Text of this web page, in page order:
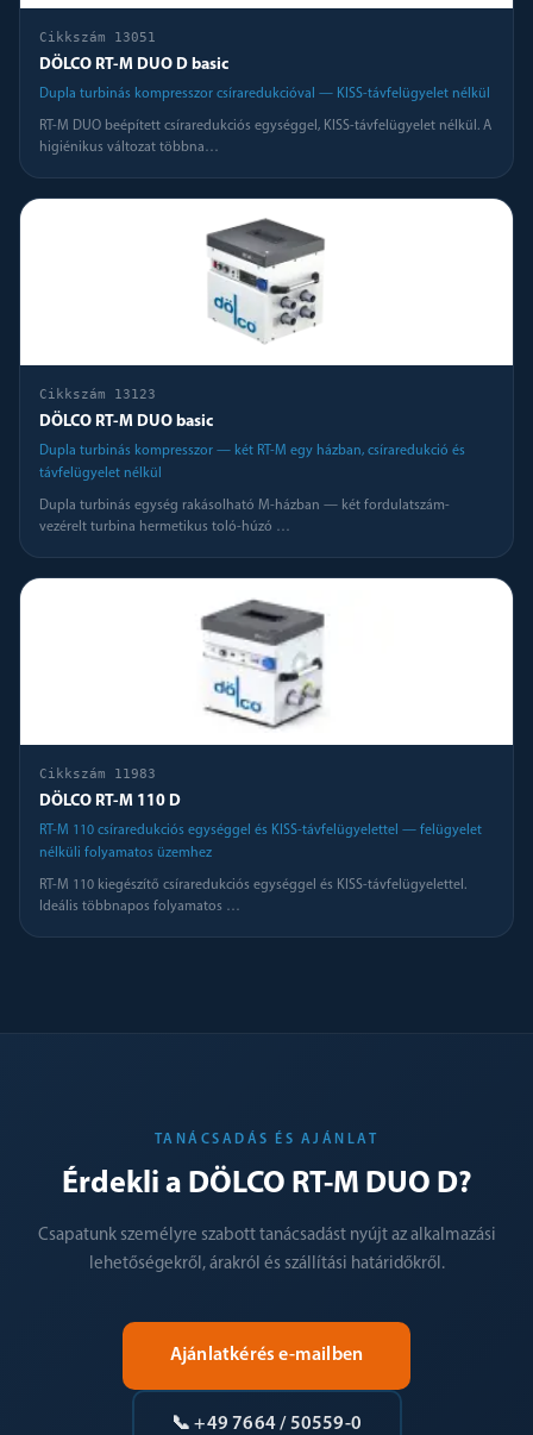
Cikkszám 13051
DÖLCO RT-M DUO D basic
Dupla turbinás kompresszor csíraredukcióval — KISS-távfelügyelet nélkül
RT-M DUO beépített csíraredukciós egységgel, KISS-távfelügyelet nélkül. A
higiénikus változat többna…
Cikkszám 13123
DÖLCO RT-M DUO basic
Dupla turbinás kompresszor — két RT-M egy házban, csíraredukció és
távfelügyelet nélkül
Dupla turbinás egység rakásolható M-házban — két fordulatszám-
vezérelt turbina hermetikus toló-húzó …
Cikkszám 11983
DÖLCO RT-M 110 D
RT-M 110 csíraredukciós egységgel és KISS-távfelügyelettel — felügyelet
nélküli folyamatos üzemhez
RT-M 110 kiegészítő csíraredukciós egységgel és KISS-távfelügyelettel.
Ideális többnapos folyamatos …
TANÁCSADÁS ÉS AJÁNLAT
Érdekli a DÖLCO RT-M DUO D?
Csapatunk személyre szabott tanácsadást nyújt az alkalmazási
lehetőségekről, árakról és szállítási határidőkről.
Ajánlatkérés e-mailben
📞 +49 7664 / 50559-0